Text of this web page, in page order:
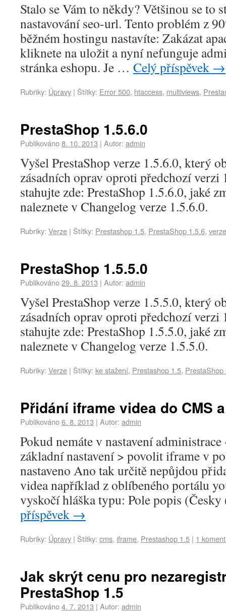
Stalo se Vám to někdy? Většinou se to
nastavování seo-url. Tento problém z
běžném hostingu nastavíte: Zakázat
kliknete na uložit a nyní nefunguje
stránka eshopu. Je … Celý příspěvek →
Rubriky: Úpravy | Štítky: Error 500, htaccess, multiviews,
PrestaShop 1.5.6.0
Publikováno8. 10. 2013 | Autor: admin
Vyšel PrestaShop verze 1.5.6.0, který
zásadních oprav oproti předchozí verzi
stahujte zde: PrestaShop 1.5.6.0, jaké
naleznete v Changelog verze 1.5.6.0.
Rubriky: Verze | Štítky: Prestashop 1.5, PrestaShop 1.5.6, verze
PrestaShop 1.5.5.0
Publikováno29. 8. 2013 | Autor: admin
Vyšel PrestaShop verze 1.5.5.0, který
zásadních oprav oproti předchozí verzi
stahujte zde: PrestaShop 1.5.5.0, jaké
naleznete v Changelog verze 1.5.5.0.
Rubriky: Verze | Štítky: ke stažení, Prestashop 1.5, PrestaShop
Přidání iframe videa do CMS
Publikováno6. 8. 2013 | Autor: admin
Pokud nemáte v nastavení
základní nastavení > povolit iframe v
nastaveno Ano tak určitě nepůjdou
videa například z oblíbeného portálu
vyskočí hláška typu: Pole popis
příspěvek →
Rubriky: Úpravy | Štítky: cms, iframe, Prestashop 1.5 | 1
Jak skrýt cenu pro
PrestaShop 1.5
Publikováno4. 7. 2013 | Autor: admin